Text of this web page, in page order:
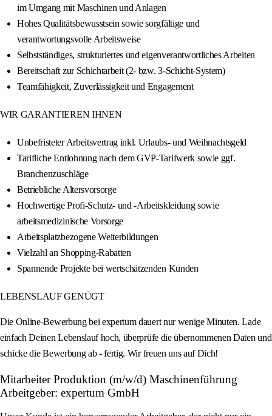
im Umgang mit Maschinen und Anlagen
Hohes Qualitätsbewusstsein sowie sorgfältige und
verantwortungsvolle Arbeitsweise
Selbstständiges, strukturiertes und eigenverantwortliches Arbeiten
Bereitschaft zur Schichtarbeit (2- bzw. 3-Schicht-System)
Teamfähigkeit, Zuverlässigkeit und Engagement
WIR GARANTIEREN IHNEN
Unbefristeter Arbeitsvertrag inkl. Urlaubs- und Weihnachtsgeld
Tarifliche Entlohnung nach dem GVP-Tarifwerk sowie ggf.
Branchenzuschläge
Betriebliche Altersvorsorge
Hochwertige Profi-Schutz- und -Arbeitskleidung sowie
arbeitsmedizinische Vorsorge
Arbeitsplatzbezogene Weiterbildungen
Vielzahl an Shopping-Rabatten
Spannende Projekte bei wertschätzenden Kunden
LEBENSLAUF GENÜGT
Die Online-Bewerbung bei expertum dauert nur wenige Minuten. Lade
einfach Deinen Lebenslauf hoch, überprüfe die übernommenen Daten und
schicke die Bewerbung ab - fertig. Wir freuen uns auf Dich!
Mitarbeiter Produktion (m/w/d) Maschinenführung
Arbeitgeber: expertum GmbH